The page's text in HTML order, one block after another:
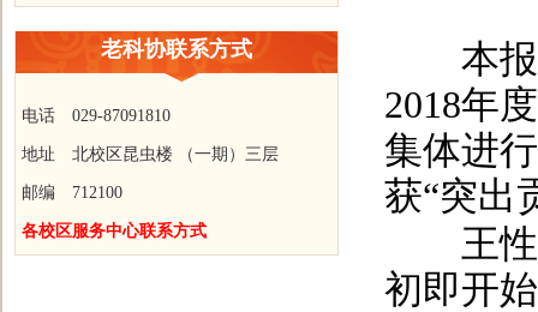
老科协联系方式
电话 029-87091810
地址 北校区昆虫楼 （一期）三层
邮编 712100
各校区服务中心联系方式
本报
2018年
集体进
获“突出
王性炎
初即开